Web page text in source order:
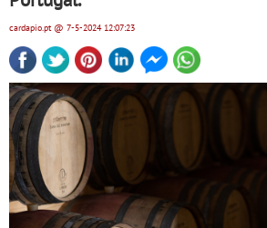
cardapio.pt@ 7-5-202412:07:23